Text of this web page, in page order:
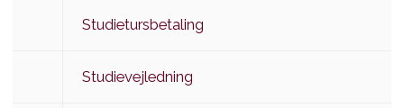
Studietursbetaling
Studievejledning